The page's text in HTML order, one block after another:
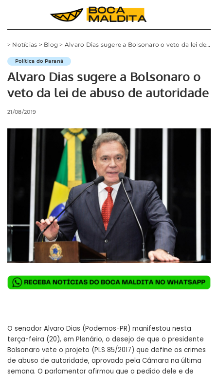
> Notícias > Blog > Alvaro Dias sugere a Bolsonaro o veto da lei de abuso de autoridade
Política do Paraná
Alvaro Dias sugere a Bolsonaro o
veto da lei de abuso de autoridade
21/08/2019
O senador Alvaro Dias (Podemos-PR) manifestou nesta
terça-feira (20), em Plenário, o desejo de que o presidente
Bolsonaro vete o projeto (PLS 85/2017) que define os crimes
de abuso de autoridade, aprovado pela Câmara na última
semana. O parlamentar afirmou que o pedido dele e de